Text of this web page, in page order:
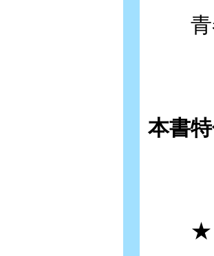
青春
本書
★《